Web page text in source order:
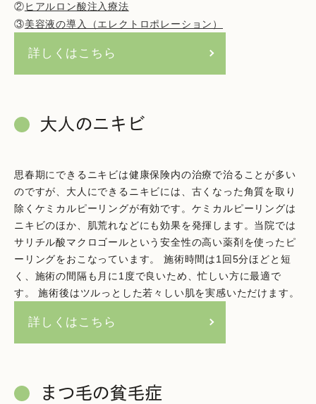
②ヒアルロン酸注入療法
③美容液の導入（エレクトロポレーション）
詳しくはこちら
大人のニキビ
思春期にできるニキビは健康保険内の治療で治ることが多い
のですが、大人にできるニキビには、古くなった角質を取り
除くケミカルピーリングが有効です。ケミカルピーリングは
ニキビのほか、肌荒れなどにも効果を発揮します。当院では
サリチル酸マクロゴールという安全性の高い薬剤を使ったピ
ーリングをおこなっています。 施術時間は1回5分ほどと短
く、施術の間隔も月に1度で良いため、忙しい方に最適で
す。 施術後はツルっとした若々しい肌を実感いただけます。
詳しくはこちら
まつ毛の貧毛症